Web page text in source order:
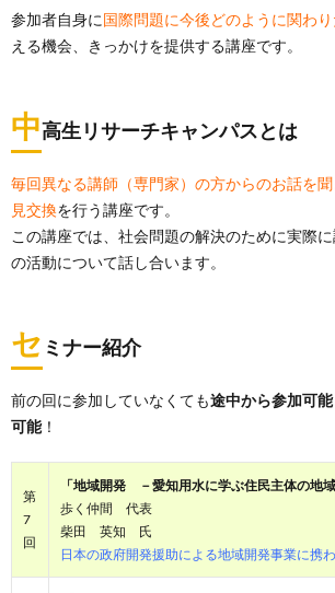
参加者自身に国際問題に今後どのように関わ
える機会、きっかけを提供する講座です。
中高生リサーチキャンパスとは
毎回異なる講師（専門家）の方からのお話を聞
見交換を行う講座です。
この講座では、社会問題の解決のために実際
の活動について話し合います。
セ ミナー紹介
前の回に参加していなくても途中から参加可能
可能！
第
7
回
「地域開発 －愛知用水に学ぶ住民主体の地域
歩く仲間 代表
柴田 英知 氏
日本の政府開発援助による地域開発事業に携